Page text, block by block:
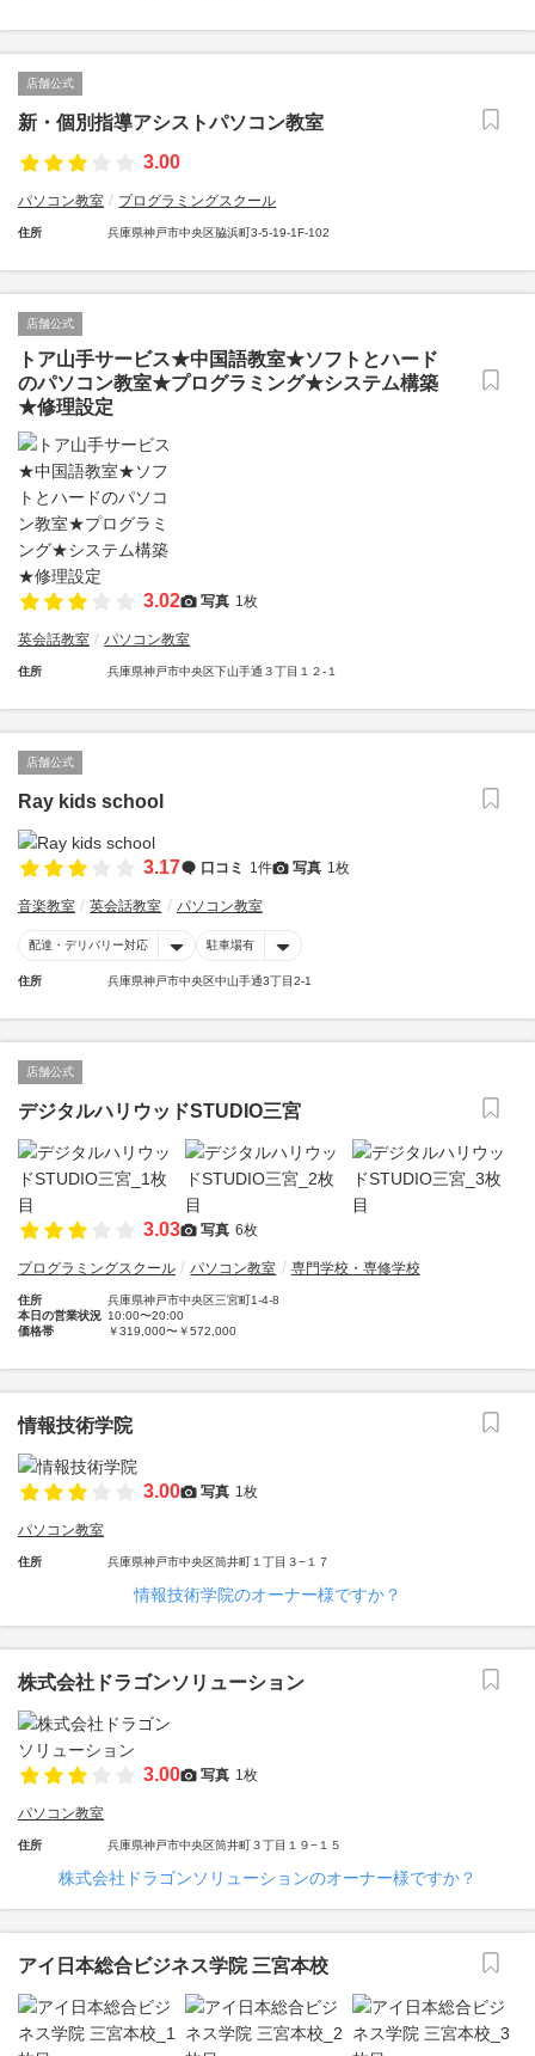
店舗公式
新・個別指導アシストパソコン教室
3.00
パソコン教室 プログラミングスクール
住所 兵庫県神戸市中央区脇浜町3-5-19-1F-102
店舗公式
トア山手サービス★中国語教室★ソフトとハード
のパソコン教室★プログラミング★システム構築
★修理設定
3.02 写真 1枚
英会話教室 パソコン教室
住所 兵庫県神戸市中央区下山手通３丁目１２-１
店舗公式
Ray kids school
3.17 口コミ 1件 写真 1枚
音楽教室 英会話教室 パソコン教室
配達・デリバリー対応 駐車場有
住所 兵庫県神戸市中央区中山手通3丁目2-1
店舗公式
デジタルハリウッドSTUDIO三宮
3.03 写真 6枚
プログラミングスクール パソコン教室 専門学校・専修学校
住所
兵庫県神戸市中央区三宮町1-4-8
本日の営業状況 10:00〜20:00
価格帯
￥319,000〜￥572,000
情報技術学院
3.00 写真 1枚
パソコン教室
住所 兵庫県神戸市中央区筒井町１丁目３−１７
情報技術学院のオーナー様ですか？
株式会社ドラゴンソリューション
3.00 写真 1枚
パソコン教室
住所 兵庫県神戸市中央区筒井町３丁目１９−１５
株式会社ドラゴンソリューションのオーナー様ですか？
アイ日本総合ビジネス学院 三宮本校